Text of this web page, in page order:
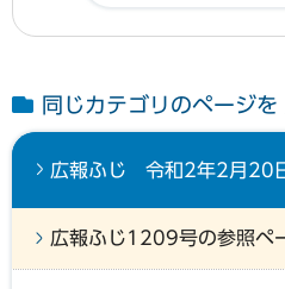
同じカテゴリのページを
広報ふじ 令和2年2月
広報ふじ1209号の参照ペ